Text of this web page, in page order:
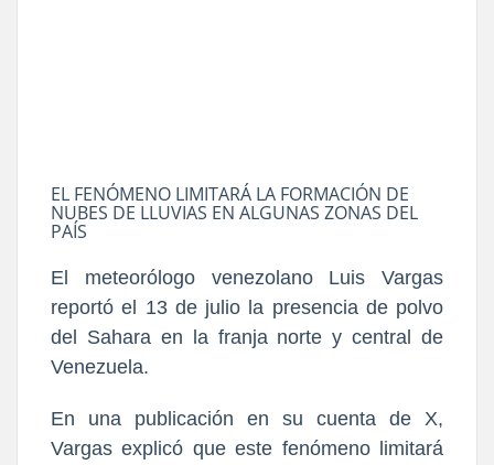
EL FENÓMENO LIMITARÁ LA FORMACIÓN DE
NUBES DE LLUVIAS EN ALGUNAS ZONAS DEL
PAÍS
El meteorólogo venezolano Luis Vargas
reportó el 13 de julio la presencia de polvo
del Sahara en la franja norte y central de
Venezuela.
En una publicación en su cuenta de X,
Vargas explicó que este fenómeno limitará